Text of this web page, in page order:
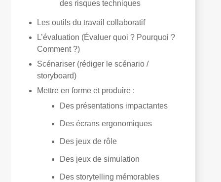
des risques techniques
Les outils du travail collaboratif
L’évaluation (Évaluer quoi ? Pourquoi ?
Comment ?)
Scénariser (rédiger le scénario /
storyboard)
Mettre en forme et produire :
Des présentations impactantes
Des écrans ergonomiques
Des jeux de rôle
Des jeux de simulation
Des storytelling mémorables